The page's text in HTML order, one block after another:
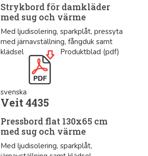
Strykbord för damkläder
med sug och värme
Med ljudisolering, sparkplåt, pressyta
med järnavställning, fångduk samt
klädsel
Produktblad (pdf)
svenska
Veit 4435
Pressbord flat 130x65 cm
med sug och värme
Med ljudisolering, sparkplåt,